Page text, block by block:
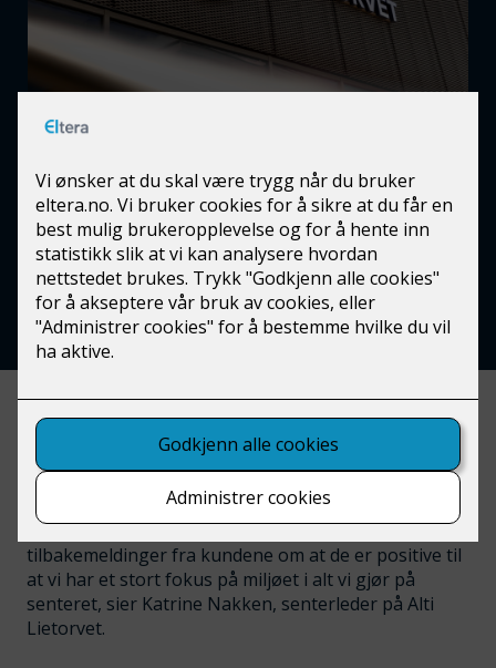
Alti Lietorvet
310 solcellepaneler ble skreddersydd for å dekke
Lietorvet kjøpesenters behov for optimal ytelse.
Resultatet er egenprodusert grønn strøm og
reduskjon i karbonavtrykket.
butikkmiks og fokus på faghandel. Jeg tror at alle
valg vi gjør som bidrar til en grønnere verden er med
på å styrke vårt omdømme. Vi jobber hver eneste
dag for å gi våre kunder den beste
handleopplevelsen og vi har fått flere
tilbakemeldinger fra kundene om at de er positive til
at vi har et stort fokus på miljøet i alt vi gjør på
senteret, sier Katrine Nakken, senterleder på Alti
Lietorvet.